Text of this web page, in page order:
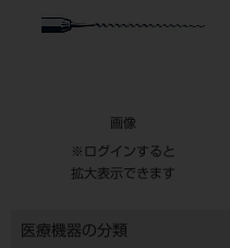
画像
※ログインすると
拡大表示できます
医療機器の分類